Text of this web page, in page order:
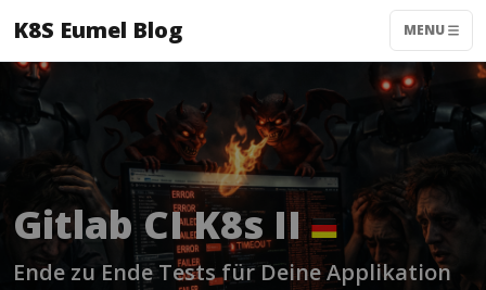
K8S Eumel Blog MENU
Gitlab CI K8s II
Ende zu Ende Tests für Deine Applikation